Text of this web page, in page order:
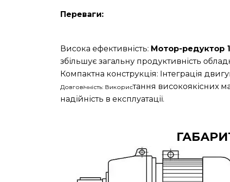
Переваги:
Висока ефективність: Мотор-редуктор
збільшує загальну продуктивність
Компактна конструкція: Інтеграція
Довговічність: Використання високоякісних
надійність в експлуатації.